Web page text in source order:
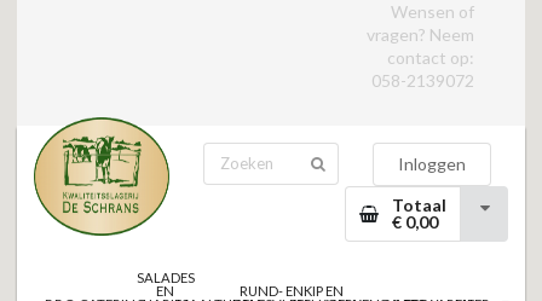
Wensen of
vragen? Neem
contact op:
058-2139072
Inloggen
Totaal
€ 0,00
SALADES
EN
RUND- ENKIP EN